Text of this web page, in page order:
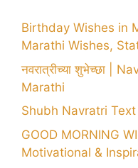
Birthday Wishes in
Marathi Wishes,
नवरात्रीच्या शुभेच्छा |
Marathi
Shubh Navratri
GOOD MORNING
Motivational &